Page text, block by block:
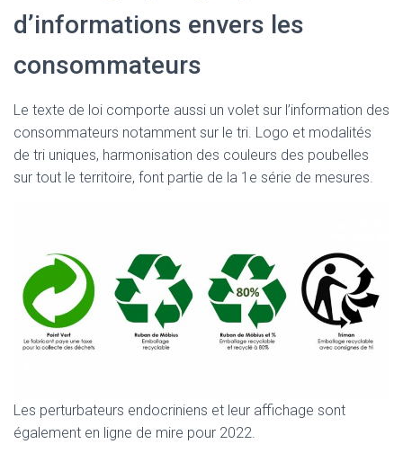
d’informations envers les
consommateurs
Le texte de loi comporte aussi un volet sur l’information des
consommateurs notamment sur le tri. Logo et modalités
de tri uniques, harmonisation des couleurs des poubelles
sur tout le territoire, font partie de la 1e série de mesures.
Les perturbateurs endocriniens et leur affichage sont
également en ligne de mire pour 2022.